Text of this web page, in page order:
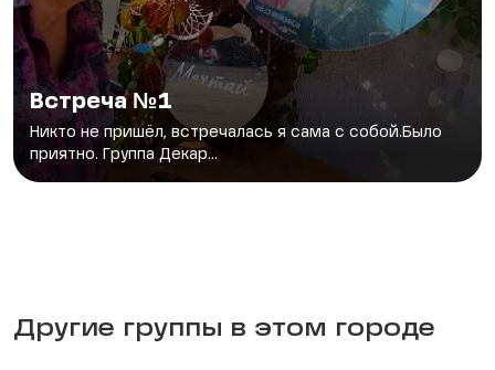
Встреча №1
Никто не пришёл, встречалась я сама с собой.Было
приятно. Группа Декар...
Другие группы в этом городе